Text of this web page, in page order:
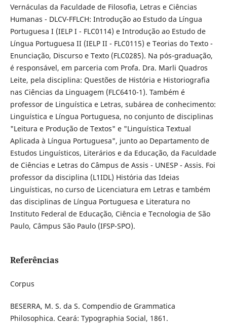
Vernáculas da Faculdade de Filosofia, Letras e Ciências
Humanas - DLCV-FFLCH: Introdução ao Estudo da Língua
Portuguesa I (IELP I - FLC0114) e Introdução ao Estudo de
Língua Portuguesa II (IELP II - FLC0115) e Teorias do Texto -
Enunciação, Discurso e Texto (FLC0285). Na pós-graduação,
é responsável, em parceria com Profa. Dra. Marli Quadros
Leite, pela disciplina: Questões de História e Historiografia
nas Ciências da Linguagem (FLC6410-1). Também é
professor de Linguística e Letras, subárea de conhecimento:
Linguística e Língua Portuguesa, no conjunto de disciplinas
"Leitura e Produção de Textos" e "Linguística Textual
Aplicada à Língua Portuguesa", junto ao Departamento de
Estudos Linguísticos, Literários e da Educação, da Faculdade
de Ciências e Letras do Câmpus de Assis - UNESP - Assis. Foi
professor da disciplina (L1IDL) História das Ideias
Linguísticas, no curso de Licenciatura em Letras e também
das disciplinas de Língua Portuguesa e Literatura no
Instituto Federal de Educação, Ciência e Tecnologia de São
Paulo, Câmpus São Paulo (IFSP-SPO).
Referências
Corpus
BESERRA, M. S. da S. Compendio de Grammatica
Philosophica. Ceará: Typographia Social, 1861.